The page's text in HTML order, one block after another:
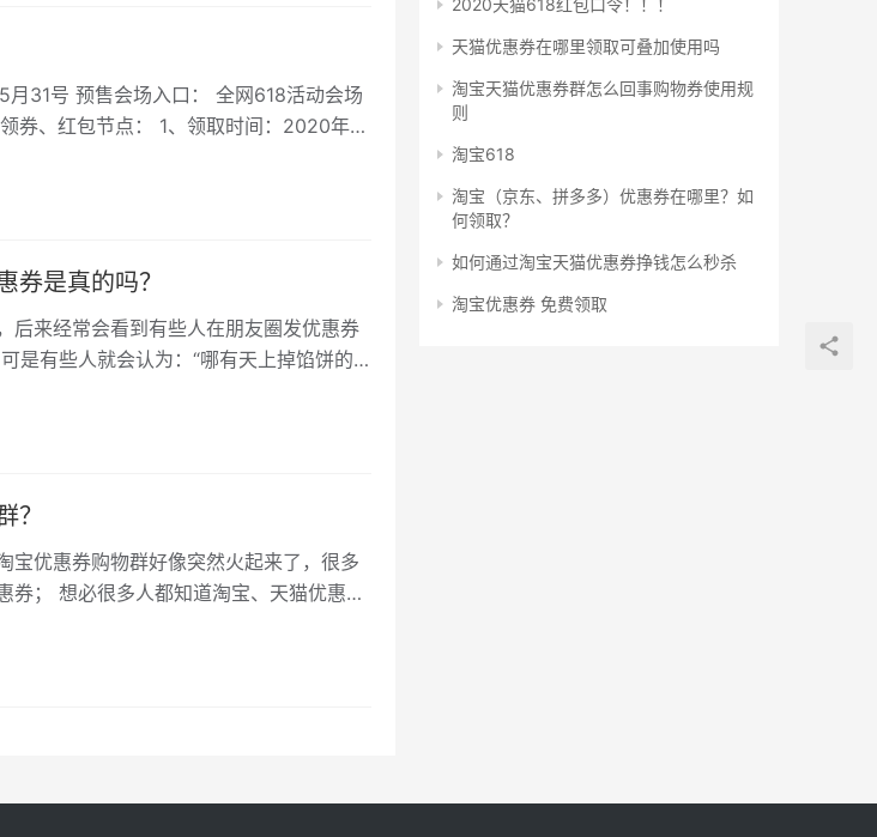
31号 预售会场入口： 全网618活动会场
券、红包节点： 1、领取时间：2020年5
券是真的吗？
后来经常会看到有些人在朋友圈发优惠券
是有些人就会认为：“哪有天上掉馅饼的
？
宝优惠券购物群好像突然火起来了，很多
券； 想必很多人都知道淘宝、天猫优惠券
2020天猫618红包口令！！！
天猫优惠券在哪里领取可叠加使用吗
淘宝天猫优惠券群怎么回事购物券使用规
则
淘宝618
淘宝（京东、拼多多）优惠券在哪里？如
何领取？
如何通过淘宝天猫优惠券挣钱怎么秒杀
淘宝优惠券 免费领取